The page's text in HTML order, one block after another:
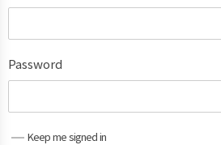
Password
Keep me signed in